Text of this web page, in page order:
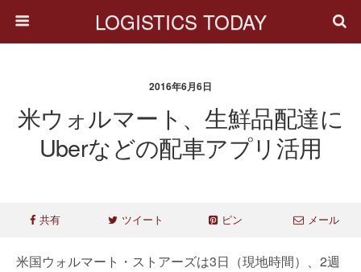
LOGISTICS TODAY
2016年6月6日
米ウォルマート、生鮮品配達に
Uberなどの配車アプリ活用
共有 ツイート ピン メール
米国ウォルマート・ストアーズは3日（現地時間）、2週